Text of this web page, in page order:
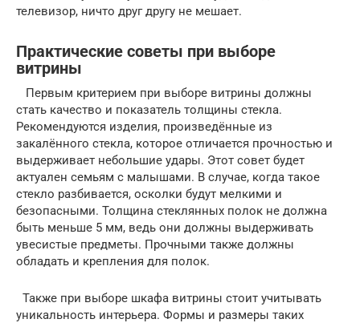
телевизор, ничто друг другу не мешает.
Практические советы при выборе
витрины
Первым критерием при выборе витрины должны
стать качество и показатель толщины стекла.
Рекомендуются изделия, произведённые из
закалённого стекла, которое отличается прочностью и
выдерживает небольшие удары. Этот совет будет
актуален семьям с малышами. В случае, когда такое
стекло разбивается, осколки будут мелкими и
безопасными. Толщина стеклянных полок не должна
быть меньше 5 мм, ведь они должны выдерживать
увесистые предметы. Прочными также должны
обладать и крепления для полок.
Также при выборе шкафа витрины стоит учитывать
уникальность интерьера. Формы и размеры таких